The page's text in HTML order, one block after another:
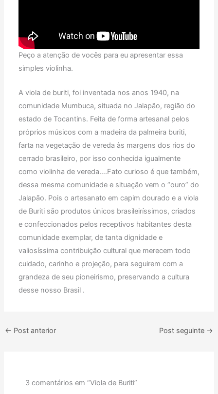
Peço a atenção de vocês para eu apresentar essa
simples violinha.
A viola de buriti, foi inventada nos anos 1940, na
comunidade Mumbuca, situada no Jalapão, região do
estado de Tocantins. Feita de forma artesanal pelos
próprios músicos com a madeira da palmeira buriti,
farta na vegetação de vereda às margens dos rios do
cerrado brasileiro, por isso conhecida igualmente
como violinha de vereda….Fato curioso é que também,
dessa mesma comunidade e situação vem o “ouro” do
Jalapão. Pois o artesanato em capim dourado e a viola
de Buriti são produtos únicos brasileiríssimos, criados
e confeccionados pelos receptivos habitantes desta
comunidade exemplar, de tanta dignidade e
valiosíssima contribuição cultural que merecem todo
cuidado, carinho e projeção, para seguirem com a
grandeza de seu pioneirismo, preservando a cultura
desse nosso Brasil .
← Post anterior Post seguinte →
3 comentários em “Viola de Buriti”